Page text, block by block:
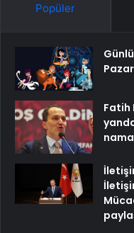
Popüler
Pazar
Fatih